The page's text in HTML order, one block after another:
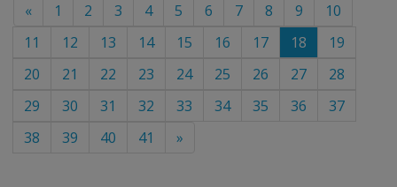
« 1 2 3 4 5 6 7 8 9
10
11
12 13 14 15 16 17 18
19
20
21 22 23 24 25 26 27
28
29
30 31 32 33 34 35 36
37
38
39 40 41 »